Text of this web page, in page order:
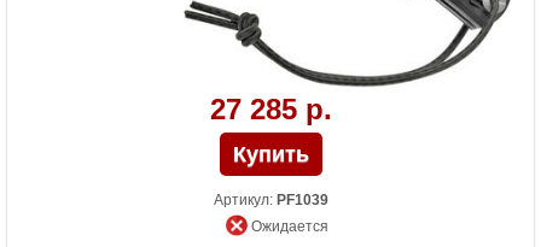
27 285 р.
Артикул: PF1039
Ожидается